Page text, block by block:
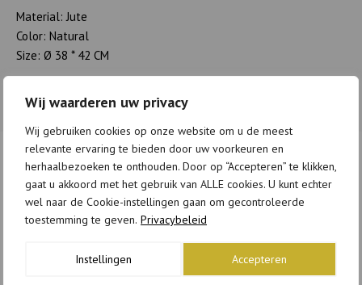
Wij waarderen uw privacy
Wij gebruiken cookies op onze website om u de meest
relevante ervaring te bieden door uw voorkeuren en
herhaalbezoeken te onthouden. Door op “Accepteren” te klikken,
gaat u akkoord met het gebruik van ALLE cookies. U kunt echter
wel naar de Cookie-instellingen gaan om gecontroleerde
toestemming te geven. Privacybeleid
Instellingen Accepteren
Material: Jute
Color: Natural
Size: Ø 38 * 42 CM
GERELATEERDE PRODUCTEN